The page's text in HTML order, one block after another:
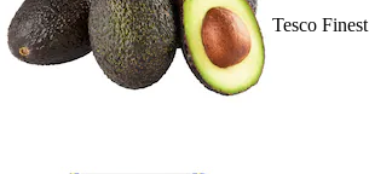
Tesco Finest